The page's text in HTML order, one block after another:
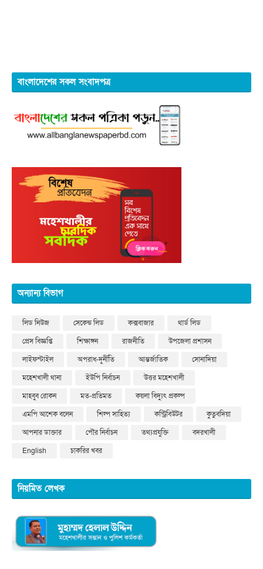
বাংলাদেশের সকল সংবাদপত্র
অন্যান্য বিভাগ
লিড নিউজ সেকেন্ড লিড কক্সবাজার
থার্ড লিড
প্রেস বিজ্ঞপ্তি
শিক্ষাঙ্গন রাজনীতি
উপজেলা প্রশাসন
লাইফস্টাইল
অপরাধ-দুর্নীতি আন্তর্জাতিক
সোনাদিয়া
মহেশখালী থানা
ইউপি নির্বাচন
উত্তর মহেশখালী
মাহবুব রোকন
মত-প্রতিমত
কয়লা বিদ্যুৎ প্রকল্প
এমপি আশেক বলেন
শিল্প সাহিত্য কন্ট্রিবিউটর
কুতুবদিয়া
আপনার ডাক্তার
পৌর নির্বাচন তথ্যপ্রযুক্তি
বদরখালী
English
চাকরির খবর
নিয়মিত লেখক